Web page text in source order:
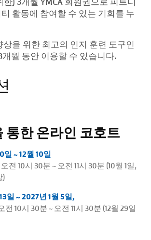
활동에 참여할 수 있는 기회를 누
상을 위한 최고의 인지 훈련 도구인
개월 동안 이용할 수 있습니다.
통한 온라인 코호트
~ 12월 10일
전 10시 30분 ~ 오전 11시 30분 (10월 1일,
)
일 ~ 2027년 1월 5일,
전 10시 30분 ~ 오전 11시 30분 (12월 29일